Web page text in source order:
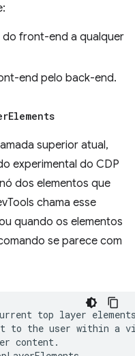
do front-end a qualquer
end pelo back-end.
Elements
superior atual,
experimental do CDP
dos elementos que
chama esse
quando os elementos
se parece com